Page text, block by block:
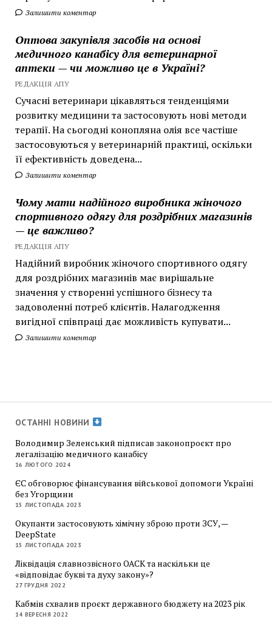
Залишити коментар
Оптова закупівля засобів на основі
медичного канабісу для ветеринарної
аптеки — чи можливо це в Україні?
РЕДАКЦІЯ АПУ
Сучасні ветеринари цікавляться тенденціями
розвитку медицини та застосовують нові методи
терапії. На сьогодні конопляна олія все частіше
застосовуються у ветеринарній практиці, оскільки
її ефективність доведена...
Залишити коментар
Чому мати надійного виробника жіночого
спортивного одягу для роздрібних магазинів
— це важливо?
РЕДАКЦІЯ АПУ
Надійний виробник жіночого спортивного одягу
для роздрібних магазинів має вирішальне
значення у створенні успішного бізнесу та
задоволенні потреб клієнтів. Налагодження
вигідної співпраці дає можливість купувати...
Залишити коментар
ОСТАННІ НОВИНИ
Володимир Зеленський підписав законопроєкт про
легалізацію медичного канабісу
16 ЛЮТОГО 2024
ЄС обговорює фінансування військової допомоги Україні
без Угорщини
15 ЛИСТОПАДА 2023
Окупанти застосовують хімічну зброю проти ЗСУ, —
DeepState
15 ЛИСТОПАДА 2023
Ліквідація славнозвісного ОАСК та наскільки це
«відповідає букві та духу закону»?
27 ГРУДНЯ 2022
Кабмін схвалив проєкт державного бюджету на 2023 рік
14 ВЕРЕСНЯ 2022